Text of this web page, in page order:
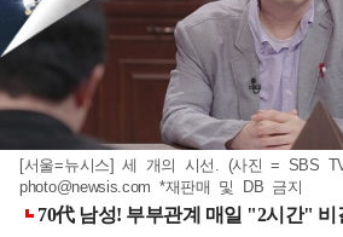
[서울=뉴시스] 세 개의 시선. (사진 = SBS
photo@newsis.com *재판매 및 DB 금지